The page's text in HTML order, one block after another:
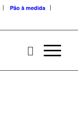
Pão à medida